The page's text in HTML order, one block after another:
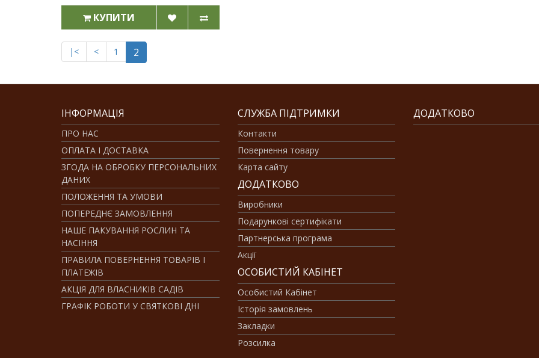
КУПИТИ
|< < 1 2
ІНФОРМАЦІЯ
ПРО НАС
ОПЛАТА І ДОСТАВКА
ЗГОДА НА ОБРОБКУ ПЕРСОНАЛЬНИХ
ДАНИХ
ПОЛОЖЕННЯ ТА УМОВИ
ПОПЕРЕДНЄ ЗАМОВЛЕННЯ
НАШЕ ПАКУВАННЯ РОСЛИН ТА
НАСІННЯ
ПРАВИЛА ПОВЕРНЕННЯ ТОВАРІВ І
ПЛАТЕЖІВ
АКЦІЯ ДЛЯ ВЛАСНИКІВ САДІВ
ГРАФІК РОБОТИ У СВЯТКОВІ ДНІ
СЛУЖБА ПІДТРИМКИ
Контакти
Повернення товару
Карта сайту
ДОДАТКОВО
Виробники
Подарункові сертифікати
Партнерська програма
Акції
ОСОБИСТИЙ КАБІНЕТ
Особистий Кабінет
Історія замовлень
Закладки
Розсилка
ДОДАТКОВО